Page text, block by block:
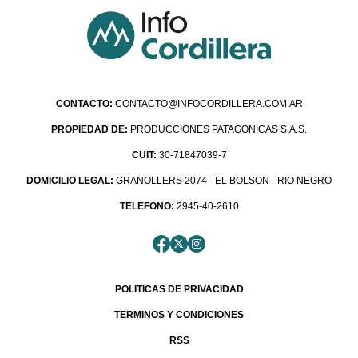
CONTACTO: CONTACTO@INFOCORDILLERA.COM.AR
PROPIEDAD DE: PRODUCCIONES PATAGONICAS S.A.S.
CUIT: 30-71847039-7
DOMICILIO LEGAL: GRANOLLERS 2074 - EL BOLSON - RIO NEGRO
TELEFONO: 2945-40-2610
POLITICAS DE PRIVACIDAD
TERMINOS Y CONDICIONES
RSS